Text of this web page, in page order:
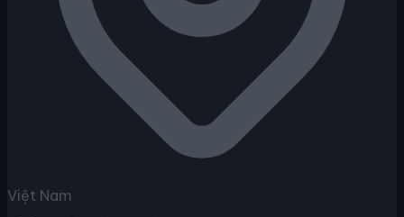
Việt Nam